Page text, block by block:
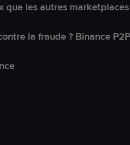
que les autres marketplaces
la fraude ? Binance